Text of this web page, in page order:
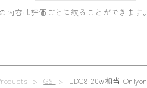
内容は評価ごとに絞ることができます。
>G9 > LDC8 20w相当